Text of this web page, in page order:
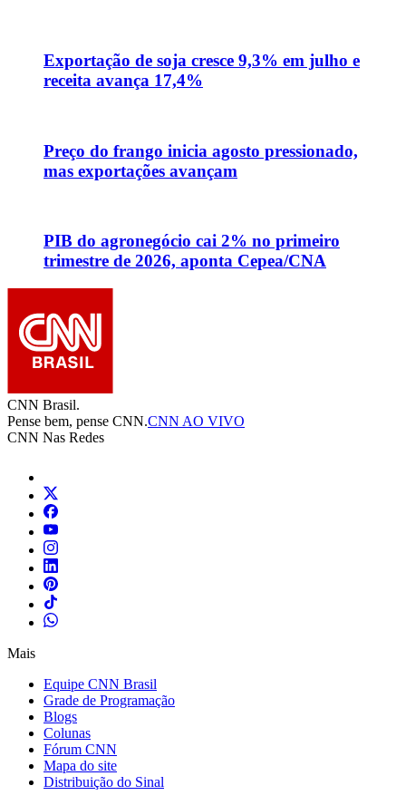
Exportação de soja cresce 9,3% em julho e
receita avança 17,4%
Preço do frango inicia agosto pressionado,
mas exportações avançam
PIB do agronegócio cai 2% no primeiro
trimestre de 2026, aponta Cepea/CNA
CNN Brasil.
Pense bem, pense CNN.CNN AO VIVO
CNN Nas Redes
Mais
Equipe CNN Brasil
Grade de Programação
Blogs
Colunas
Fórum CNN
Mapa do site
Distribuição do Sinal